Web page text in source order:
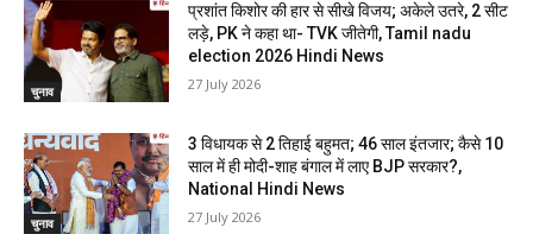
चुनाव
प्रशांत किशोर की हार से सीखे विजय; अकेले उतरे, 2 सीट
लड़े, PK ने कहा था- TVK जीतेगी, Tamil nadu
election 2026 Hindi News
27 July 2026
चुनाव
3 विधायक से 2 तिहाई बहुमत; 46 साल इंतजार; कैसे 10
साल में ही मोदी-शाह बंगाल में लाए BJP सरकार?,
National Hindi News
27 July 2026